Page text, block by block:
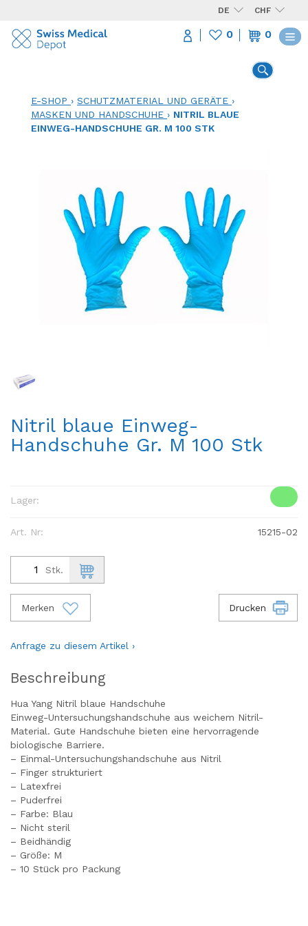
DE CHF
0 0
E-SHOP › SCHUTZMATERIAL UND GERÄTE ›
MASKEN UND HANDSCHUHE › NITRIL BLAUE
EINWEG-HANDSCHUHE GR. M 100 STK
Nitril blaue Einweg-
Handschuhe Gr. M 100 Stk
Lager:
Art. Nr: 15215-02
Stk.
Merken Drucken
Anfrage zu diesem Artikel ›
Beschreibung
Hua Yang Nitril blaue Handschuhe
Einweg-Untersuchungshandschuhe aus weichem Nitril-
Material. Gute Handschuhe bieten eine hervorragende
biologische Barriere.
– Einmal-Untersuchungshandschuhe aus Nitril
– Finger strukturiert
– Latexfrei
– Puderfrei
– Farbe: Blau
– Nicht steril
– Beidhändig
– Größe: M
– 10 Stück pro Packung